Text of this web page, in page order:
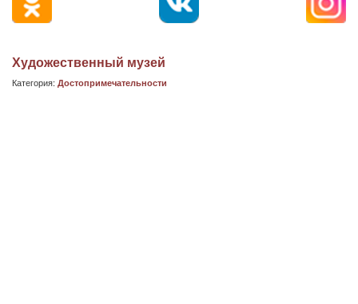
Художественный музей
Категория: Достопримечательности